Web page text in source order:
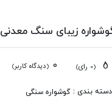
زیبای سنگ معدنی
(0 رای) 0 (دیدگاه کاربر)
دسته بندی : گوشواره سنگی